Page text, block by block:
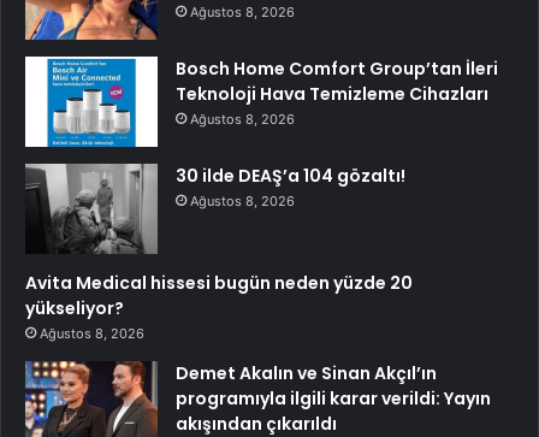
Ağustos 8, 2026
Bosch Home Comfort Group’tan İleri
Teknoloji Hava Temizleme Cihazları
Ağustos 8, 2026
30 ilde DEAŞ’a 104 gözaltı!
Ağustos 8, 2026
Avita Medical hissesi bugün neden yüzde 20
yükseliyor?
Ağustos 8, 2026
Demet Akalın ve Sinan Akçıl’ın
programıyla ilgili karar verildi: Yayın
akışından çıkarıldı